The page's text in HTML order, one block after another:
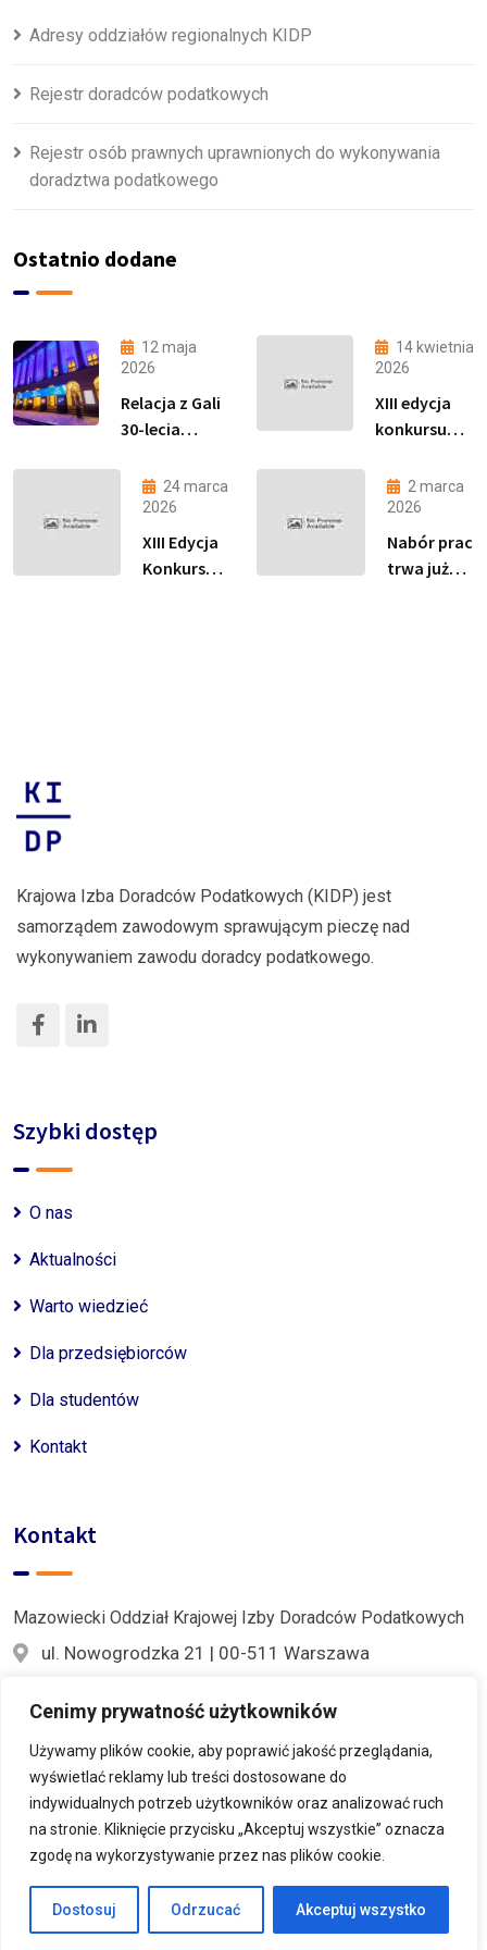
Cenimy prywatność użytkowników
Używamy plików cookie, aby poprawić jakość przeglądania,
wyświetlać reklamy lub treści dostosowane do
indywidualnych potrzeb użytkowników oraz analizować ruch
na stronie. Kliknięcie przycisku „Akceptuj wszystkie” oznacza
zgodę na wykorzystywanie przez nas plików cookie.
Dostosuj Odrzucać Akceptuj wszystko
Adresy oddziałów regionalnych KIDP
Rejestr doradców podatkowych
Rejestr osób prawnych uprawnionych do wykonywania
doradztwa podatkowego
Ostatnio dodane
12 maja
2026
Relacja z Gali
30-lecia
Doradcy
Podatkowego
i Finału XIII
edycji
14 kwietnia
2026
XIII edycja
konkursu
proste jak
drut”
została
objęta
24 marca
2026
XIII Edycja
Konkursu
2 marca
2026
Nabór prac
trwa już
Krajowa Izba Doradców Podatkowych (KIDP) jest
samorządem zawodowym sprawującym pieczę nad
wykonywaniem zawodu doradcy podatkowego.
Szybki dostęp
O nas
Aktualności
Warto wiedzieć
Dla przedsiębiorców
Dla studentów
Kontakt
Kontakt
Mazowiecki Oddział Krajowej Izby Doradców Podatkowych
ul. Nowogrodzka 21 | 00-511 Warszawa
609 876 879
mazowiecki@kidp.pl
© 2022 Krajowa Izba Doradców Podatkowych